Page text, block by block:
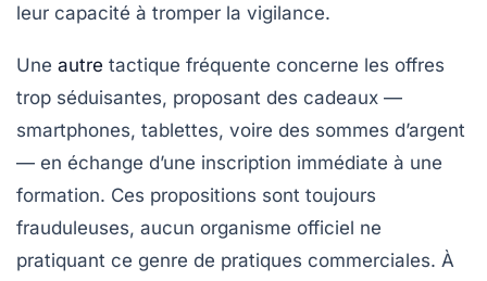
leur capacité à tromper la vigilance.
Une autre tactique fréquente concerne les offres
trop séduisantes, proposant des cadeaux —
smartphones, tablettes, voire des sommes d’argent
— en échange d’une inscription immédiate à une
formation. Ces propositions sont toujours
frauduleuses, aucun organisme officiel ne
pratiquant ce genre de pratiques commerciales. À